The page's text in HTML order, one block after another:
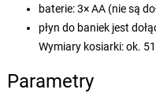
baterie: 3× AA (nie są
płyn do baniek jest
Wymiary kosiarki: ok.
Parametry